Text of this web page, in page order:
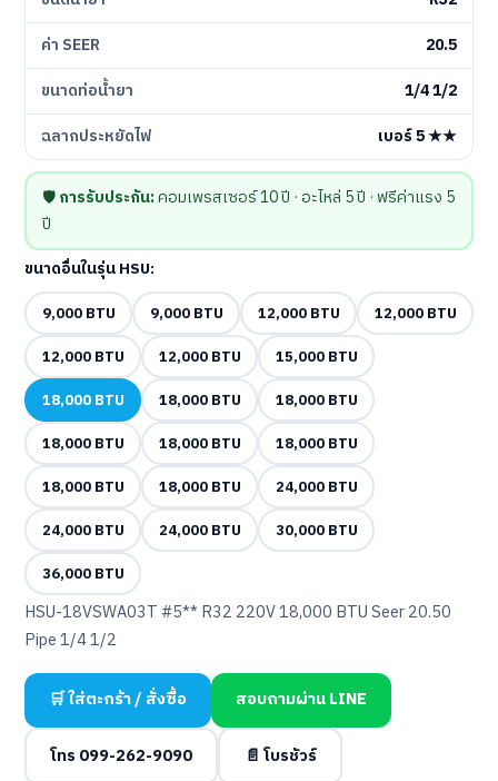
ค่า SEER
20.5
ขนาดท่อน้ำยา
1/4 1/2
ฉลากประหยัดไฟ
เบอร์ 5 ★★
🛡️การรับประกัน:คอมเพรสเซอร์ 10 ปี · อะไหล่ 5 ปี · ฟรีค่าแรง 5
ปี
ขนาดอื่นในรุ่น HSU:
9,000 BTU
9,000 BTU 12,000 BTU
12,000 BTU
12,000 BTU
12,000 BTU
15,000 BTU
18,000 BTU
18,000 BTU
18,000 BTU
18,000 BTU
18,000 BTU
18,000 BTU
18,000 BTU
18,000 BTU
24,000 BTU
24,000 BTU
24,000 BTU
30,000 BTU
36,000 BTU
HSU-18VSWA03T #5** R32 220V 18,000 BTU Seer 20.50
Pipe 1/4 1/2
🛒 ใส่ตะกร้า / สั่งซื้อ สอบถามผ่าน LINE
โทร 099-262-9090 📄 โบรชัวร์